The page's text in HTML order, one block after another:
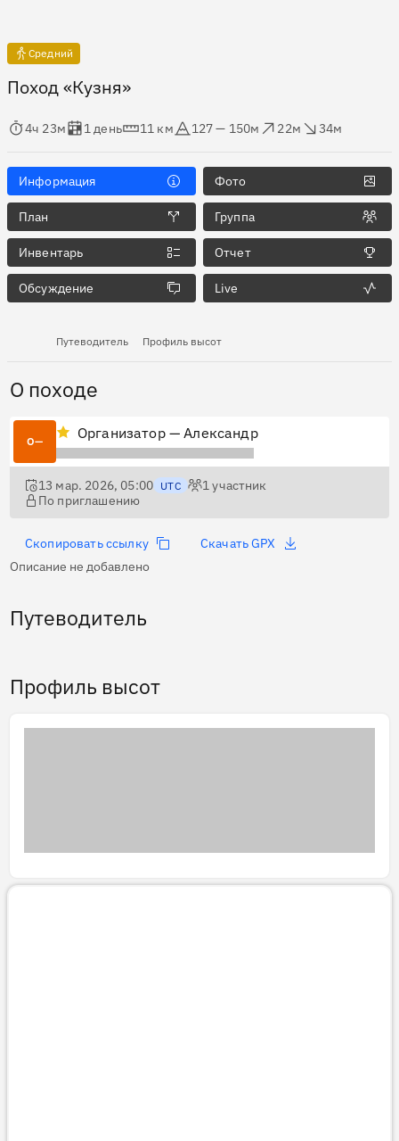
Средний
Поход «Кузня»
в пути
4ч 23м
Оценка в днях
1 день
Дистанция
11 км
Абсолютная высота
127 — 150м
22м
34м
Информация Фото
План Группа
Инвентарь Отчет
Обсуждение Live
Путеводитель Профиль высот
О походе
О— Организатор — Александр
13 мар. 2026, 05:00 UTC 1участник
По приглашению
Скопировать ссылку
Скачать GPX
Описание не добавлено
Путеводитель
Профиль высот